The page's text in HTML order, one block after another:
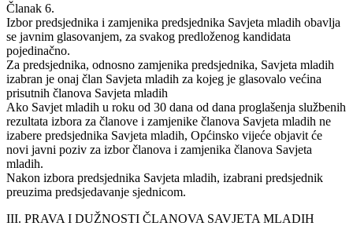
Članak 6.
Izbor predsjednika i zamjenika predsjednika Savjeta mladih obavlja
se javnim glasovanjem, za svakog predloženog kandidata
pojedinačno.
Za predsjednika, odnosno zamjenika predsjednika, Savjeta mladih
izabran je onaj član Savjeta mladih za kojeg je glasovalo većina
prisutnih članova Savjeta mladih
Ako Savjet mladih u roku od 30 dana od dana proglašenja službenih
rezultata izbora za članove i zamjenike članova Savjeta mladih ne
izabere predsjednika Savjeta mladih, Općinsko vijeće objavit će
novi javni poziv za izbor članova i zamjenika članova Savjeta
mladih.
Nakon izbora predsjednika Savjeta mladih, izabrani predsjednik
preuzima predsjedavanje sjednicom.
III. PRAVA I DUŽNOSTI ČLANOVA SAVJETA MLADIH